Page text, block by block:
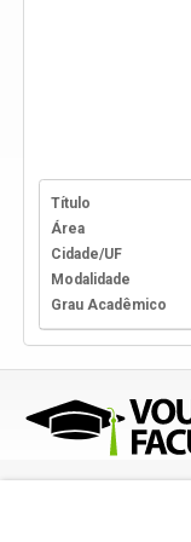
Título
Área
Cidade/UF
Modalidade
Grau Acadêmico